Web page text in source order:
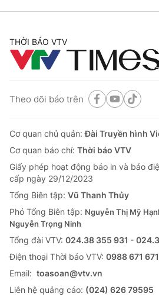
THỜI BÁO VTV
Theo dõi báo trên
Cơ quan chủ quản:Đài Truyền hình
Cơ quan báo chí: Thời báo VTV
Giấy phép hoạt động báo in và báo
cấp ngày 29/12/2023
Tổng Biên tập: Vũ Thanh Thủy
Phó Tổng Biên tập: Nguyễn Thị Mỹ
Nguyễn Trọng Ninh
Tổng đài VTV: 024.38 355 931 -
Ðiện thoại Thời báo VTV: 0988 671 671
Email: toasoan@vtv.vn
Liên hệ quảng cáo: (024) 626 79595